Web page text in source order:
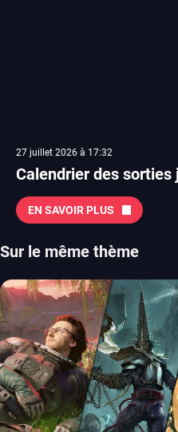
27 juillet 2026 à 17:32
Calendrier des sorties
EN SAVOIR PLUS
Sur le même thème